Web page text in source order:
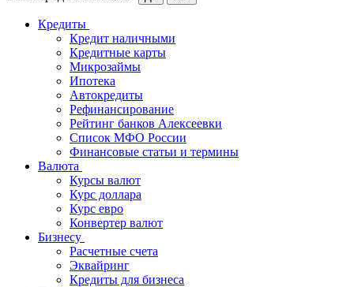
Кредиты
Кредит наличными
Кредитные карты
Микрозаймы
Ипотека
Автокредиты
Рефинансирование
Рейтинг банков Алексеевки
Список МФО России
Финансовые статьи и термины
Валюта
Курсы валют
Курс доллара
Курс евро
Конвертер валют
Бизнесу
Расчетные счета
Эквайринг
Кредиты для бизнеса